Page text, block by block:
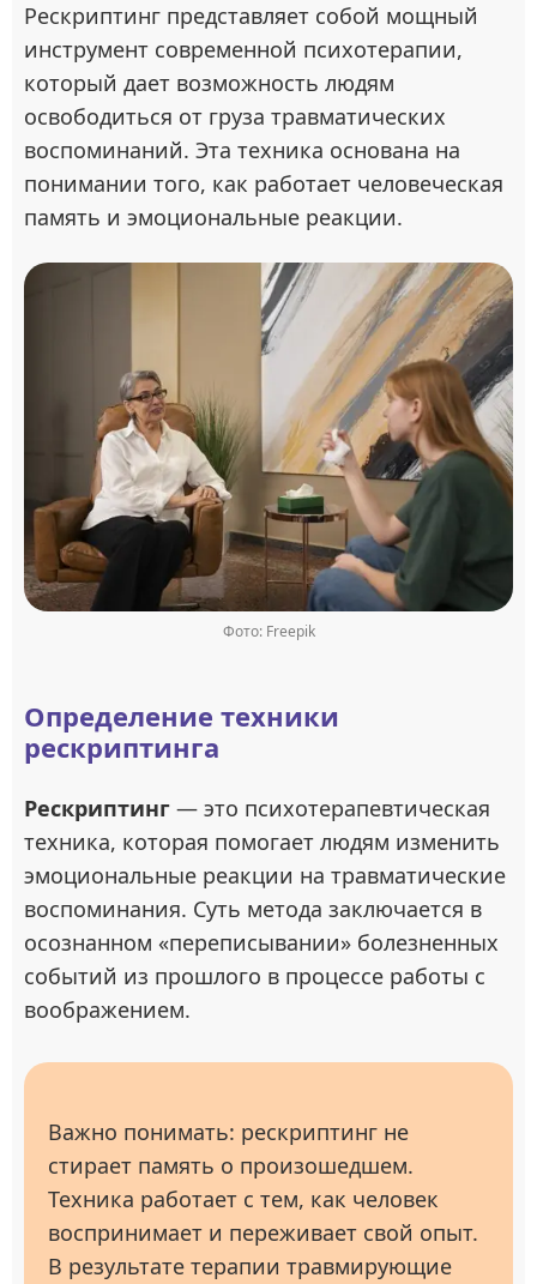
Рескриптинг представляет собой мощный
инструмент современной психотерапии,
который дает возможность людям
освободиться от груза травматических
воспоминаний. Эта техника основана на
понимании того, как работает человеческая
память и эмоциональные реакции.
Фото: Freepik
Определение техники
рескриптинга
Рескриптинг — это психотерапевтическая
техника, которая помогает людям изменить
эмоциональные реакции на травматические
воспоминания. Суть метода заключается в
осознанном «переписывании» болезненных
событий из прошлого в процессе работы с
воображением.
Важно понимать: рескриптинг не
стирает память о произошедшем.
Техника работает с тем, как человек
воспринимает и переживает свой опыт.
В результате терапии травмирующие